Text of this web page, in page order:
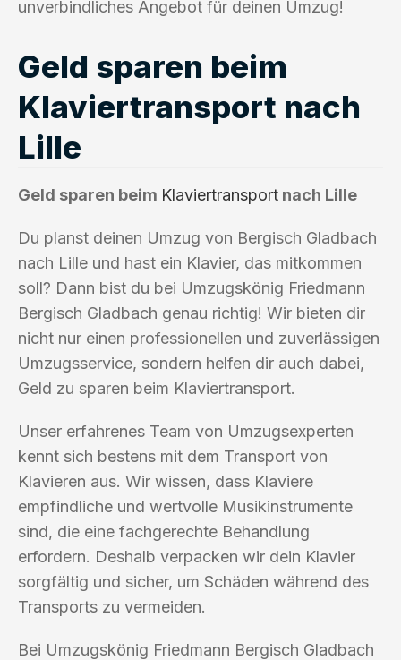
unverbindliches Angebot für deinen Umzug!
Geld sparen beim
Klaviertransport nach
Lille
Geld sparen beim Klaviertransport nach Lille
Du planst deinen Umzug von Bergisch Gladbach
nach Lille und hast ein Klavier, das mitkommen
soll? Dann bist du bei Umzugskönig Friedmann
Bergisch Gladbach genau richtig! Wir bieten dir
nicht nur einen professionellen und zuverlässigen
Umzugsservice, sondern helfen dir auch dabei,
Geld zu sparen beim Klaviertransport.
Unser erfahrenes Team von Umzugsexperten
kennt sich bestens mit dem Transport von
Klavieren aus. Wir wissen, dass Klaviere
empfindliche und wertvolle Musikinstrumente
sind, die eine fachgerechte Behandlung
erfordern. Deshalb verpacken wir dein Klavier
sorgfältig und sicher, um Schäden während des
Transports zu vermeiden.
Bei Umzugskönig Friedmann Bergisch Gladbach